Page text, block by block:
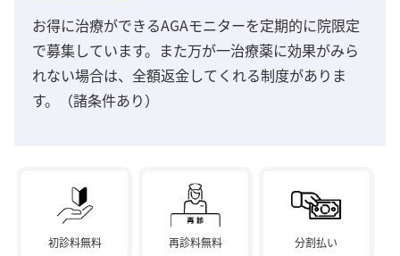
お得に治療ができるAGAモニターを定期的に院限定
で募集しています。また万が一治療薬に効果がみら
れない場合は、全額返金してくれる制度がありま
す。（諸条件あり）
初診料無料 再診料無料 分割払い